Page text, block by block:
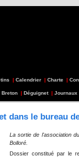
| Calendrier | Charte |
Breton | Déguignet | Journaux
dans le bureau
La sortie de l'association
Bolloré.
Dossier constitué par le